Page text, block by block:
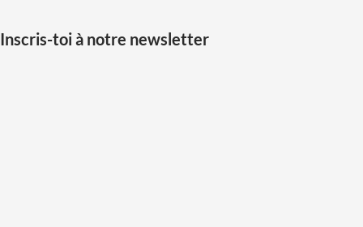
Inscris-toi à notre newsletter